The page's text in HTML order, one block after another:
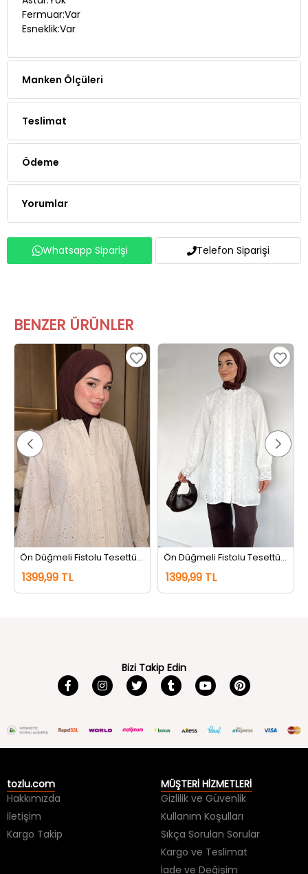
Esneklik:Var
Manken Ölçüleri
Teslimat
Ödeme
Yorumlar
Ön Düğmeli Fistolu Tesettür Gömlek Tunik Bej
1399,99 TL 1399,99 TL
Hakkımızda
İletişim
Kargo Takip
Gizlilik ve Güvenlik
Kullanım Koşulları
Sıkça Sorulan Sorular
Kargo ve Teslimat
İade ve Değişim